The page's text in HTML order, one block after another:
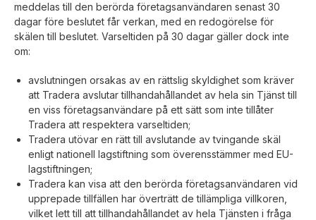
meddelas till den berörda företagsanvändaren senast 30
dagar före beslutet får verkan, med en redogörelse för
skälen till beslutet. Varseltiden på 30 dagar gäller dock inte
om:
avslutningen orsakas av en rättslig skyldighet som kräver
att Tradera avslutar tillhandahållandet av hela sin Tjänst till
en viss företagsanvändare på ett sätt som inte tillåter
Tradera att respektera varseltiden;
Tradera utövar en rätt till avslutande av tvingande skäl
enligt nationell lagstiftning som överensstämmer med EU-
lagstiftningen;
Tradera kan visa att den berörda företagsanvändaren vid
upprepade tillfällen har överträtt de tillämpliga villkoren,
vilket lett till att tillhandahållandet av hela Tjänsten i fråga